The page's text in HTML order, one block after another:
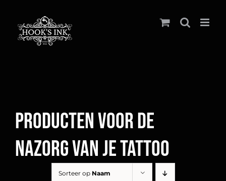
naar
inhoud
Producten voor de
nazorg van je tattoo
Sorteer op Naam